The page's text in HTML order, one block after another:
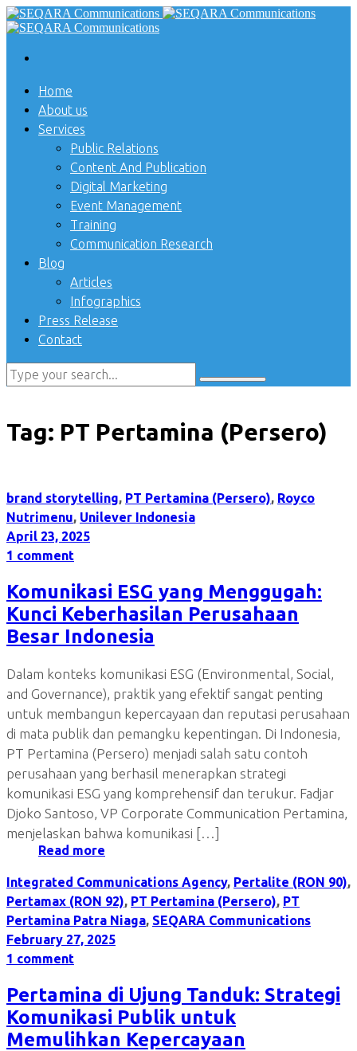
Home
About us
Services
Public Relations
Content And Publication
Digital Marketing
Event Management
Training
Communication Research
Blog
Articles
Infographics
Press Release
Contact
Tag: PT Pertamina (Persero)
brand storytelling, PT Pertamina (Persero), Royco
Nutrimenu, Unilever Indonesia
April 23, 2025
1 comment
Komunikasi ESG yang Menggugah:
Kunci Keberhasilan Perusahaan
Besar Indonesia
Dalam konteks komunikasi ESG (Environmental, Social,
and Governance), praktik yang efektif sangat penting
untuk membangun kepercayaan dan reputasi perusahaan
di mata publik dan pemangku kepentingan. Di Indonesia,
PT Pertamina (Persero) menjadi salah satu contoh
perusahaan yang berhasil menerapkan strategi
komunikasi ESG yang komprehensif dan terukur. Fadjar
Djoko Santoso, VP Corporate Communication Pertamina,
menjelaskan bahwa komunikasi […]
Read more
Integrated Communications Agency, Pertalite (RON 90),
Pertamax (RON 92), PT Pertamina (Persero), PT
Pertamina Patra Niaga, SEQARA Communications
February 27, 2025
1 comment
Pertamina di Ujung Tanduk: Strategi
Komunikasi Publik untuk
Memulihkan Kepercayaan